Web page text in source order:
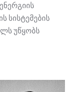
სისტემების
უწყობს